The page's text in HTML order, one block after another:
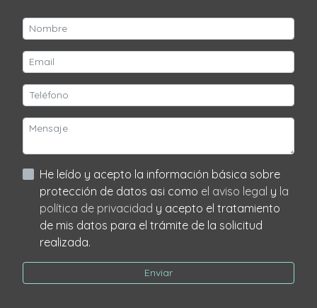
He leído y acepto la información básica sobre
protección de datos asi como el aviso legal y la
política de privacidad y acepto el tratamiento
de mis datos para el trámite de la solicitud
realizada.
Enviar